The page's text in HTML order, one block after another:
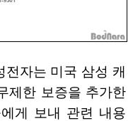
전자는 미국 삼성 캐
제한 보증을 추가한
게 보내 관련 내용